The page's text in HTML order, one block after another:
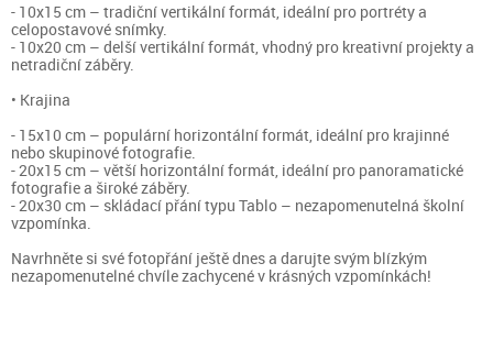
- 10x15 cm – tradiční vertikální formát, ideální pro portréty a
celopostavové snímky.
- 10x20 cm – delší vertikální formát, vhodný pro kreativní projekty a
netradiční záběry.
• Krajina
- 15x10 cm – populární horizontální formát, ideální pro krajinné
nebo skupinové fotografie.
- 20x15 cm – větší horizontální formát, ideální pro panoramatické
fotografie a široké záběry.
- 20x30 cm – skládací přání typu Tablo – nezapomenutelná školní
vzpomínka.
Navrhněte si své fotopřání ještě dnes a darujte svým blízkým
nezapomenutelné chvíle zachycené v krásných vzpomínkách!